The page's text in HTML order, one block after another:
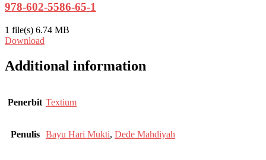
978-602-5586-65-1
1 file(s) 6.74 MB
Download
Additional information
Penerbit Textium
Penulis Bayu Hari Mukti, Dede Mahdiyah